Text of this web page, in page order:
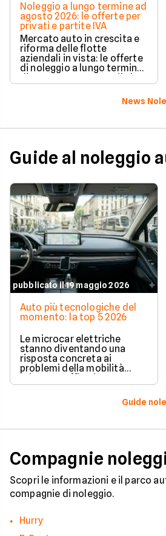
Noleggio a lungo termine ad
agosto 2026: le offerte per
privati e partite IVA
Mercato auto in crescita e
riforma delle flotte
aziendali in vista: le offerte
di noleggio a lungo termine
di agosto 2026 su Facile.it,
per privati e partite IVA.
News
Guide al noleggio
pubblicato il 19 maggio 2026
Auto più tecnologiche del
momento: la top 5 2026
Le microcar elettriche
stanno diventando una
risposta concreta ai
problemi della mobilità
urbana: traffico intenso,
parcheggi limitati e costi di
gestione sempre più alti.Guide
Compagnie
Scopri le informazioni e il parco
compagnie di noleggio.
Hurry